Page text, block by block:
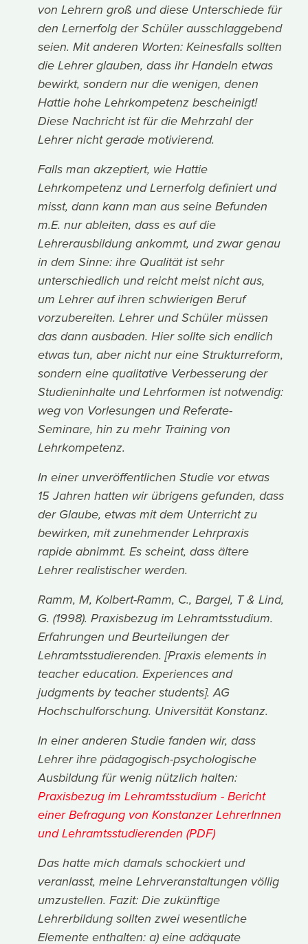
von Lehrern groß und diese Unterschiede für
den Lernerfolg der Schüler ausschlaggebend
seien. Mit anderen Worten: Keinesfalls sollten
die Lehrer glauben, dass ihr Handeln etwas
bewirkt, sondern nur die wenigen, denen
Hattie hohe Lehrkompetenz bescheinigt!
Diese Nachricht ist für die Mehrzahl der
Lehrer nicht gerade motivierend.
Falls man akzeptiert, wie Hattie
Lehrkompetenz und Lernerfolg definiert und
misst, dann kann man aus seine Befunden
m.E. nur ableiten, dass es auf die
Lehrerausbildung ankommt, und zwar genau
in dem Sinne: ihre Qualität ist sehr
unterschiedlich und reicht meist nicht aus,
um Lehrer auf ihren schwierigen Beruf
vorzubereiten. Lehrer und Schüler müssen
das dann ausbaden. Hier sollte sich endlich
etwas tun, aber nicht nur eine Strukturreform,
sondern eine qualitative Verbesserung der
Studieninhalte und Lehrformen ist notwendig:
weg von Vorlesungen und Referate-
Seminare, hin zu mehr Training von
Lehrkompetenz.
In einer unveröffentlichen Studie vor etwas
15 Jahren hatten wir übrigens gefunden, dass
der Glaube, etwas mit dem Unterricht zu
bewirken, mit zunehmender Lehrpraxis
rapide abnimmt. Es scheint, dass ältere
Lehrer realistischer werden.
Ramm, M, Kolbert-Ramm, C., Bargel, T & Lind,
G. (1998). Praxisbezug im Lehramtsstudium.
Erfahrungen und Beurteilungen der
Lehramtsstudierenden. [Praxis elements in
teacher education. Experiences and
judgments by teacher students]. AG
Hochschulforschung. Universität Konstanz.
In einer anderen Studie fanden wir, dass
Lehrer ihre pädagogisch-psychologische
Ausbildung für wenig nützlich halten:
Praxisbezug im Lehramtsstudium - Bericht
einer Befragung von Konstanzer LehrerInnen
und Lehramtsstudierenden (PDF)
Das hatte mich damals schockiert und
veranlasst, meine Lehrveranstaltungen völlig
umzustellen. Fazit: Die zukünftige
Lehrerbildung sollten zwei wesentliche
Elemente enthalten: a) eine adäquate